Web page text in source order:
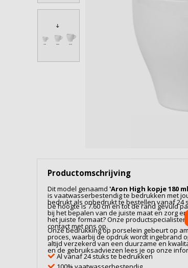
Waterflessen & karaffen
Snoep- & voorraadpotten
Productomschrijving
Dit model genaamd 'Aron High kopje 180 ml
is vaatwasserbestendig te bedrukken met
bedrukt als onbedrukt te bestellen vanaf 24
De hoogte is 7.60 cm en tot de rand gevuld
bij het bepalen van de juiste maat en zorg
het juiste formaat? Onze
contact met ons op.
Onze bedrukking op porselein gebeurt op
proces, waarbij de opdruk wordt ingebrand
altijd verzekerd van een duurzame en
en de gebruiksadviezen lees je op onze
Al vanaf 24 stuks te bedrukken